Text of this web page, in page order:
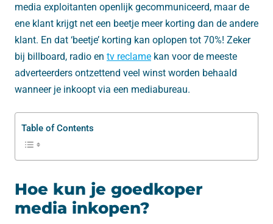
media exploitanten openlijk gecommuniceerd, maar de
ene klant krijgt net een beetje meer korting dan de andere
klant. En dat ‘beetje’ korting kan oplopen tot 70%! Zeker
bij billboard, radio en tv reclame kan voor de meeste
adverteerders ontzettend veel winst worden behaald
wanneer je inkoopt via een mediabureau.
Table of Contents
Hoe kun je goedkoper
media inkopen?